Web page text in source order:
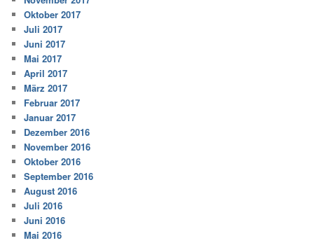
Oktober 2017
Juli 2017
Juni 2017
Mai 2017
April 2017
März 2017
Februar 2017
Januar 2017
Dezember 2016
November 2016
Oktober 2016
September 2016
August 2016
Juli 2016
Juni 2016
Mai 2016